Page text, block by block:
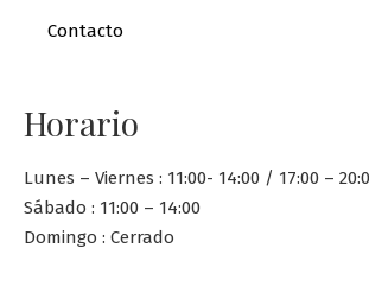
Contacto
Horario
Lunes – Viernes : 11:00- 14:00 / 17:00 –
Sábado : 11:00 – 14:00
Domingo : Cerrado